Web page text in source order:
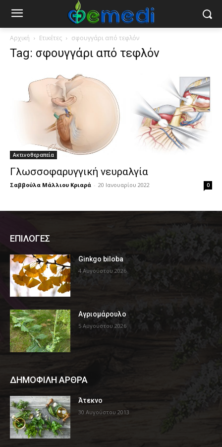
Αρχική Ετικέτες σφουγγάρι από τεφλόν
Tag: σφουγγάρι από τεφλόν
Ακτινοθεραπεία
Γλωσσοφαρυγγική νευραλγία
Σαββούλα Μάλλιου Κριαρά - 20 Ιανουαρίου 2022 0
ΕΠΙΛΟΓΕΣ
Ginkgo biloba
4 Αυγούστου 2026
Αγριομάρουλο
5 Αυγούστου 2026
ΔΗΜΟΦΙΛΗ ΑΡΘΡΑ
Άτεκνο
30 Αυγούστου 2013